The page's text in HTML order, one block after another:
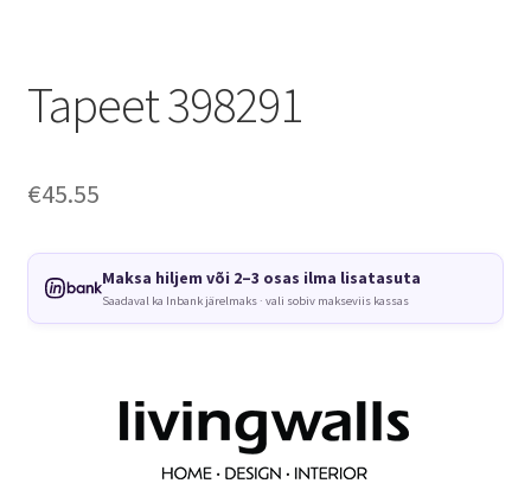
Tapeet 398291
€45.55
Maksa hiljem või 2–3 osas ilma lisatasuta
Saadaval ka Inbank järelmaks · vali sobiv makseviis kassas